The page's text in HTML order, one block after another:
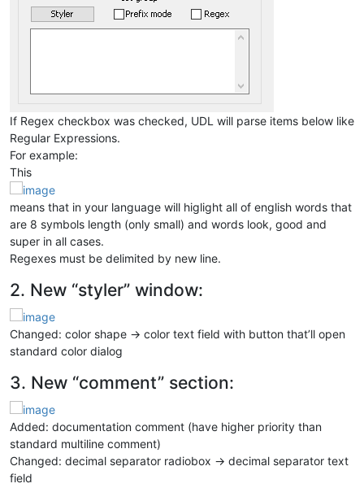
If Regex checkbox was checked, UDL will parse items below like
Regular Expressions.
For example:
This
means that in your language will higlight all of english words that
are 8 symbols length (only small) and words look, good and
super in all cases.
Regexes must be delimited by new line.
2. New “styler” window:
Changed: color shape -> color text field with button that’ll open
standard color dialog
3. New “comment” section:
Added: documentation comment (have higher priority than
standard multiline comment)
Changed: decimal separator radiobox -> decimal separator text
field